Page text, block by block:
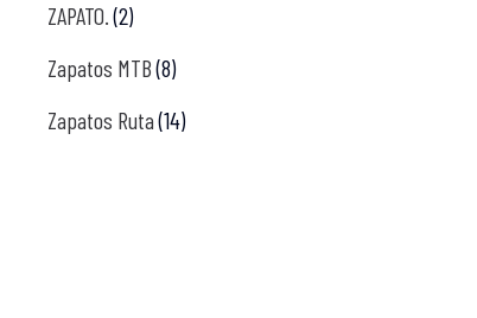
ZAPATO. (2)
Zapatos MTB (8)
Zapatos Ruta (14)